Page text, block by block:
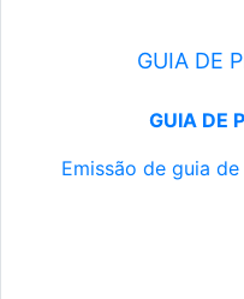
GUIA DE
GUIA DE
Emissão de guia